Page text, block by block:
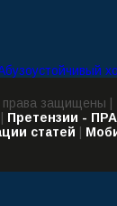
защищены |
Претензии -
статей